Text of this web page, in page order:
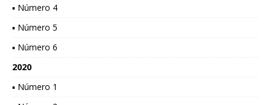
▪ Número 4
▪ Número 5
▪ Número 6
2020
▪ Número 1